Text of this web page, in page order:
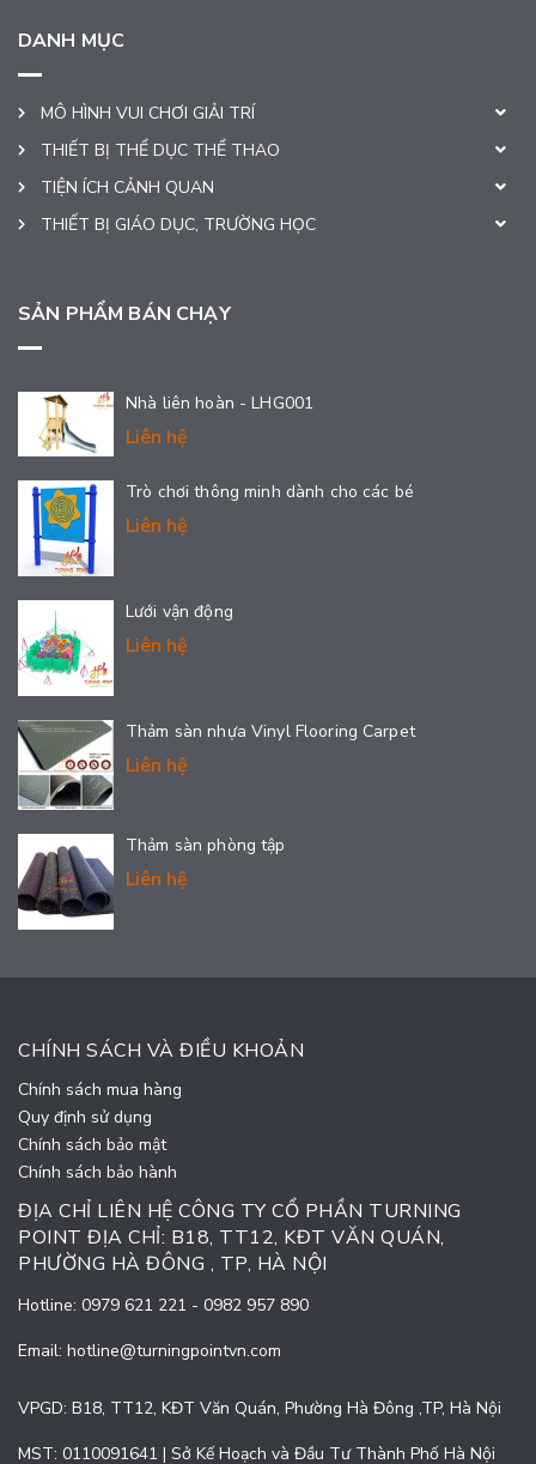
DANH MỤC
MÔ HÌNH VUI CHƠI GIẢI TRÍ
THIẾT BỊ THỂ DỤC THỂ THAO
TIỆN ÍCH CẢNH QUAN
THIẾT BỊ GIÁO DỤC, TRƯỜNG HỌC
SẢN PHẨM BÁN CHẠY
Nhà liên hoàn - LHG001
Liên hệ
Trò chơi thông minh dành cho các bé
Liên hệ
Lưới vận động
Liên hệ
Thảm sàn nhựa Vinyl Flooring Carpet
Liên hệ
Thảm sàn phòng tập
Liên hệ
CHÍNH SÁCH VÀ ĐIỀU KHOẢN
Chính sách mua hàng
Quy định sử dụng
Chính sách bảo mật
Chính sách bảo hành
ĐỊA CHỈ LIÊN HỆ CÔNG TY CỔ PHẦN TURNING
POINT ĐỊA CHỈ: B18, TT12, KĐT VĂN QUÁN,
PHƯỜNG HÀ ĐÔNG , TP, HÀ NỘI
Hotline: 0979 621 221 - 0982 957 890
Email: hotline@turningpointvn.com
VPGD: B18, TT12, KĐT Văn Quán, Phường Hà Đông ,TP, Hà Nội
MST: 0110091641 | Sở Kế Hoạch và Đầu Tư Thành Phố Hà Nội